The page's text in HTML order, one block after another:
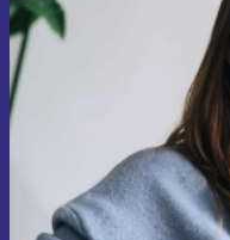
par mail
Ne